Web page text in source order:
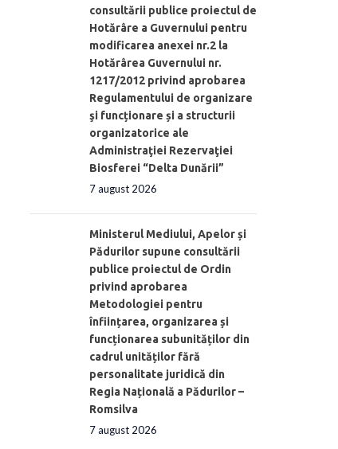
consultării publice proiectul de
Hotărâre a Guvernului pentru
modificarea anexei nr.2 la
Hotărârea Guvernului nr.
1217/2012 privind aprobarea
Regulamentului de organizare
şi funcționare și a structurii
organizatorice ale
Administraţiei Rezervaţiei
Biosferei “Delta Dunării”
7 august 2026
Ministerul Mediului, Apelor și
Pădurilor supune consultării
publice proiectul de Ordin
privind aprobarea
Metodologiei pentru
înființarea, organizarea și
funcționarea subunităților din
cadrul unităților fără
personalitate juridică din
Regia Națională a Pădurilor –
Romsilva
7 august 2026